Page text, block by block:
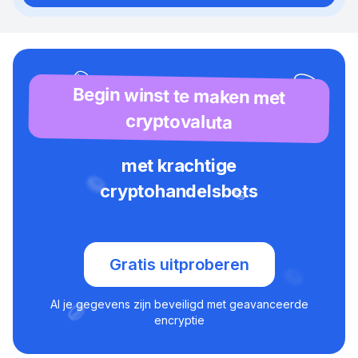
Begin winst te maken met
cryptovaluta
met krachtige
cryptohandelsbots
Gratis uitproberen
Al je gegevens zijn beveiligd met geavanceerde
encryptie